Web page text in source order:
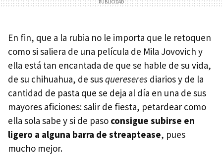
En fin, que a la rubia no le importa que le retoquen
como si saliera de una película de Mila Jovovich y
ella está tan encantada de que se hable de su vida,
de su chihuahua, de susquereseres diarios y de la
cantidad de pasta que se deja al día en una de sus
mayores aficiones: salir de fiesta, petardear como
ella sola sabe y si de paso consigue subirse en
ligero a alguna barra de streaptease, pues
mucho mejor.